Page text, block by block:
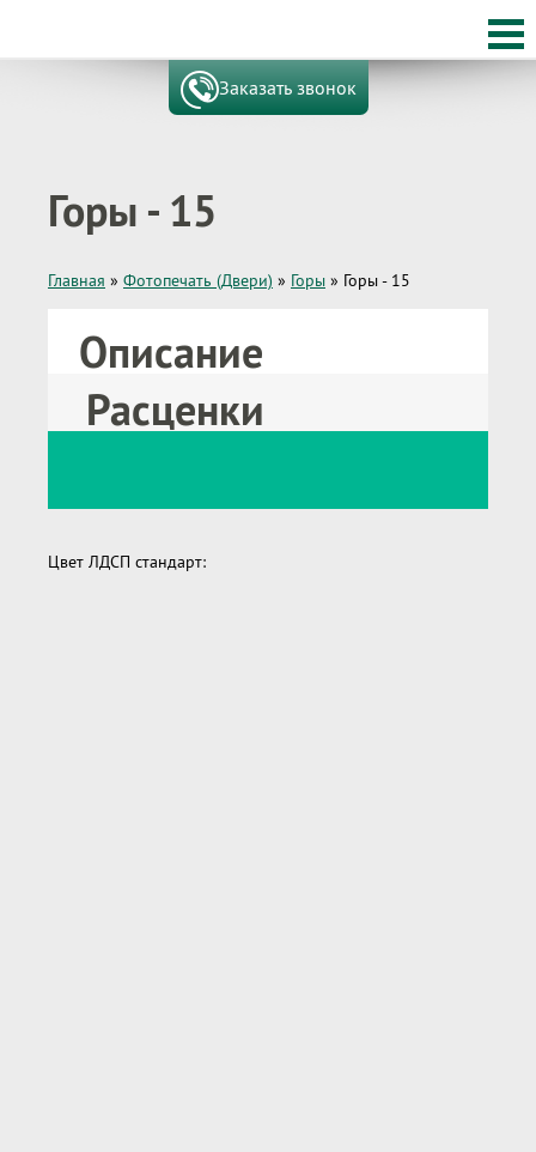
Заказать звонок
Горы - 15
Главная » Фотопечать (Двери) » Горы » Горы - 15
Описание
Расценки
Цвет ЛДСП стандарт: